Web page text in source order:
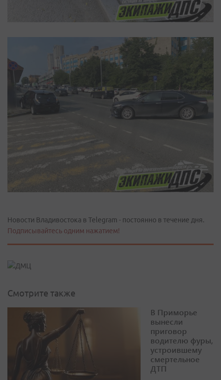
Новости Владивостока в Telegram - постоянно в течение дня.
Подписывайтесь одним нажатием!
Смотрите также
В Приморье
вынесли
приговор
водителю фуры,
устроившему
смертельное
ДТП